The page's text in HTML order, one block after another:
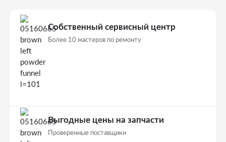
Собственный сервисный центр
Более 10 мастеров по ремонту
Выгодные цены на запчасти
Проверенные поставщики